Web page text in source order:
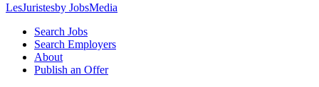
LesJuristesby JobsMedia
Search Jobs
Search Employers
About
Publish an Offer